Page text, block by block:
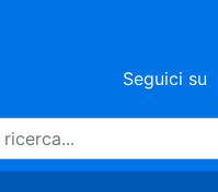
Seguici su